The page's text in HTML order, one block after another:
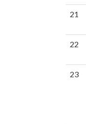
21
22
23